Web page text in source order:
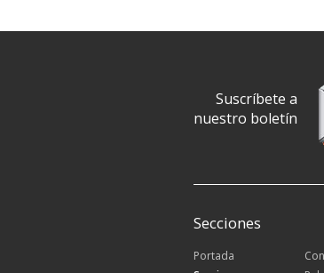
Suscríbete a
nuestro boletín
Secciones
Portada